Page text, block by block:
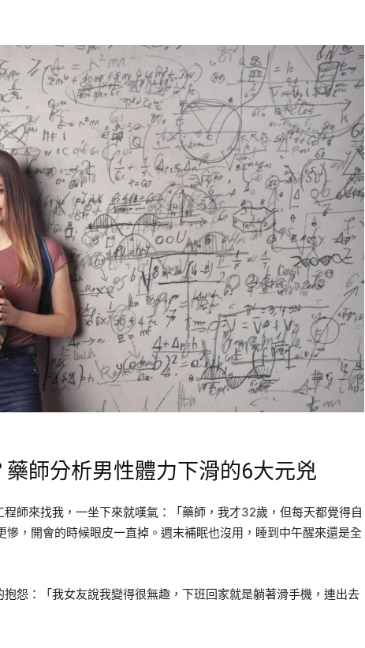
師分析男性體力下滑的6大元兇
師來找我，一坐下來就嘆氣：「藥師，我才32歲，但每天都覺得自
慘，開會的時候眼皮一直掉。週末補眠也沒用，睡到中午醒來還是全
怨：「我女友說我變得很無趣，下班回家就是躺著滑手機，連出去